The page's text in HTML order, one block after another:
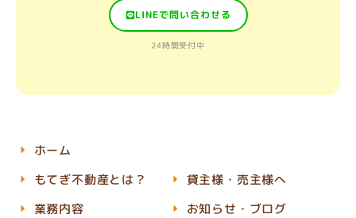
LINEで問い合わせる
24時間受付中
ホーム
もてぎ不動産とは？
業務内容
貸主様・売主様へ
お知らせ・ブログ